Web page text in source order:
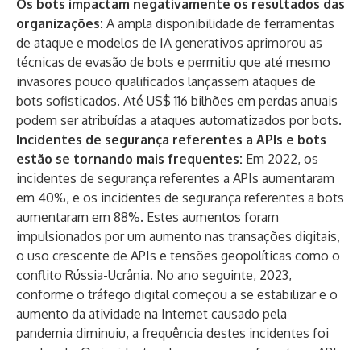
Os bots impactam negativamente os resultados das
organizações: A ampla disponibilidade de ferramentas
de ataque e modelos de IA generativos aprimorou as
técnicas de evasão de bots e permitiu que até mesmo
invasores pouco qualificados lançassem ataques de
bots sofisticados. Até US$ 116 bilhões em perdas anuais
podem ser atribuídas a ataques automatizados por bots.
Incidentes de segurança referentes a APIs e bots
estão se tornando mais frequentes: Em 2022, os
incidentes de segurança referentes a APIs aumentaram
em 40%, e os incidentes de segurança referentes a bots
aumentaram em 88%. Estes aumentos foram
impulsionados por um aumento nas transações digitais,
o uso crescente de APIs e tensões geopolíticas como o
conflito Rússia-Ucrânia. No ano seguinte, 2023,
conforme o tráfego digital começou a se estabilizar e o
aumento da atividade na Internet causado pela
pandemia diminuiu, a frequência destes incidentes foi